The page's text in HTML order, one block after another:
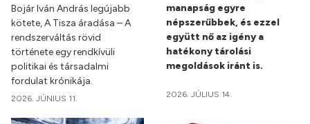
Bojár Iván András legújabb
kötete, A Tisza áradása – A
rendszerváltás rövid
története egy rendkívüli
politikai és társadalmi
fordulat krónikája.
2026. JÚNIUS 11.
manapság egyre
népszerűbbek, és ezzel
együtt nő az igény a
hatékony tárolási
megoldások iránt is.
2026. JÚLIUS 14.